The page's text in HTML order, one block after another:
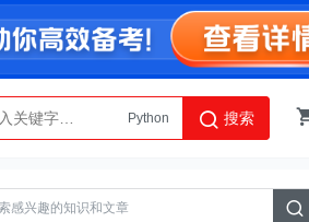
Python
AI智能体
搜索